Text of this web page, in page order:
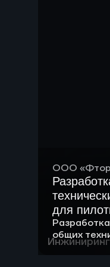
Инжиниринг
ООО
для
общих
для